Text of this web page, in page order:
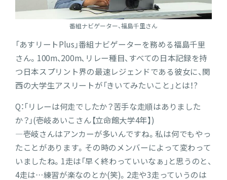
番組ナビゲーター、福島千里さん
「あすリートPlus」番組ナビゲーターを務める福島千里
さん。100m、200m、リレー種目、すべての日本記録を持
つ日本スプリント界の最速レジェンドである彼女に、関
西の大学生アスリートが「きいてみたいこと」とは！?
Q：「リレーは何走でしたか？苦手な走順はありました
か？」(壱岐あいこさん【立命館大学4年】)
―壱岐さんはアンカーが多いんですね。私は何でもやっ
たことがあります。その時のメンバーによって変わって
いましたね。1走は「早く終わっていいなぁ」と思うのと、
4走は…練習が楽なのとか(笑)。2走や3走っていうのは